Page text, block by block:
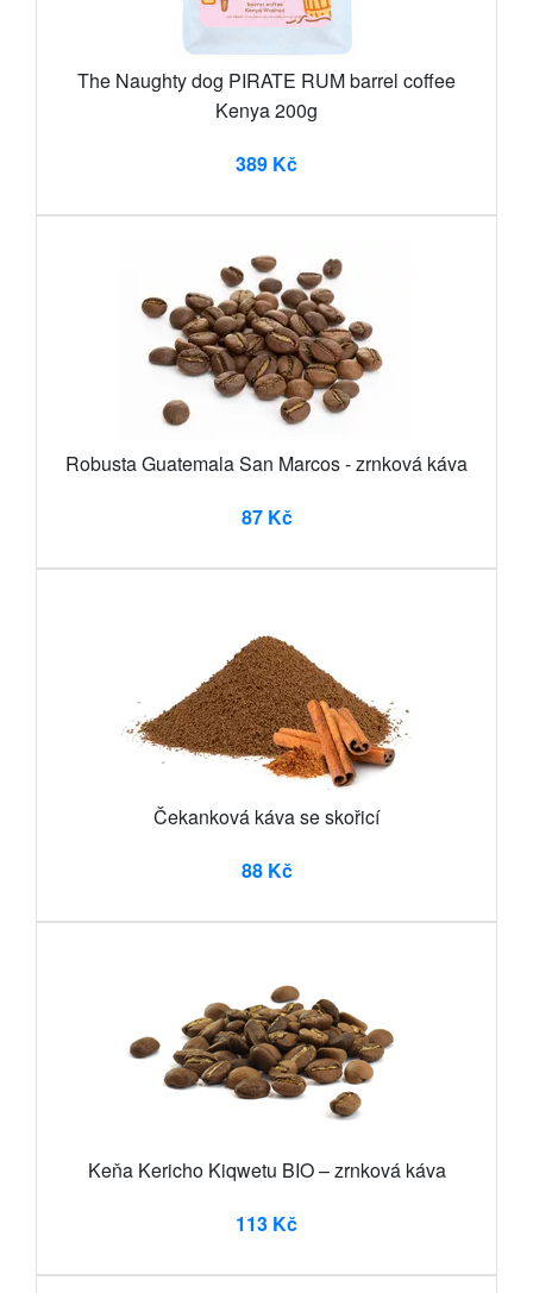
The Naughty dog PIRATE RUM barrel coffee
Kenya 200g
389 Kč
Robusta Guatemala San Marcos - zrnková káva
87 Kč
Čekanková káva se skořicí
88 Kč
Keňa Kericho Kiqwetu BIO – zrnková káva
113 Kč